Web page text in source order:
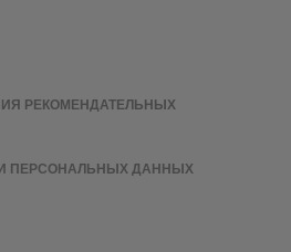
РЕКОМЕНДАТЕЛЬНЫХ
ПЕРСОНАЛЬНЫХ ДАННЫХ